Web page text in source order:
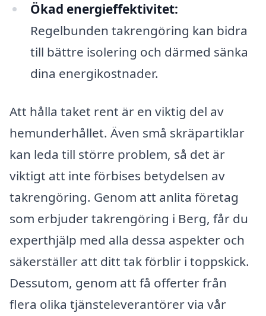
Ökad energieffektivitet:
Regelbunden takrengöring kan bidra
till bättre isolering och därmed sänka
dina energikostnader.
Att hålla taket rent är en viktig del av
hemunderhållet. Även små skräpartiklar
kan leda till större problem, så det är
viktigt att inte förbises betydelsen av
takrengöring. Genom att anlita företag
som erbjuder takrengöring i Berg, får du
experthjälp med alla dessa aspekter och
säkerställer att ditt tak förblir i toppskick.
Dessutom, genom att få offerter från
flera olika tjänsteleverantörer via vår